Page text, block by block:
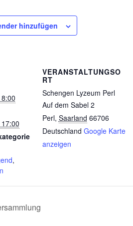
hinzufügen
,
VERANSTALTUNGSO
RT
Schengen Lyzeum Perl
Auf dem Sabel 2
Perl, Saarland 66706
Deutschland Google Karte
anzeigen